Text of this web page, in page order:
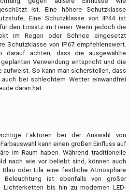
ist. Eine höhere Schutzklasse
Eine Schutzklasse von IP44 ist
den Einsatz im Freien. Wenn jedoch die
im Regen oder Schnee eingesetzt
Schutzklasse von IP67 empfehlenswert.
darauf achten, dass die ausgewählte
Verwendung entspricht und die
So kann man sicherstellen, dass
bei schlechtem Wetter einwandfrei
daran hat.
Faktoren bei der Auswahl von
kann einen großen Einfluss auf
im Raum haben. Während traditionelle
nach wie vor beliebt sind, können auch
Blau oder Lila eine festliche Atmosphäre
Beleuchtung ist ebenfalls von großer
Lichterketten bis hin zu modernen LED-